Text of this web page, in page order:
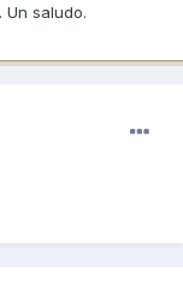
saludo.